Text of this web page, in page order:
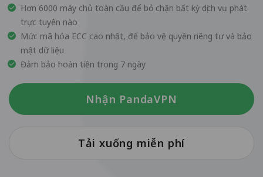
Hơn 6000 máy chủ toàn cầu để bỏ chặn bất kỳ dịch vụ phát
trực tuyến nào
Mức mã hóa ECC cao nhất, để bảo vệ quyền riêng tư và bảo
mật dữ liệu
Đảm bảo hoàn tiền trong 7 ngày
Nhận PandaVPN
Tải xuống miễn phí